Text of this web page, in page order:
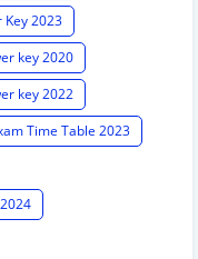
Key 2023
key 2020
key 2022
Time Table 2023